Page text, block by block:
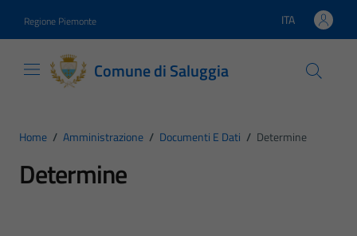
Regione Piemonte Lingua attiva:
ITA
Comune di Saluggia
Home / Amministrazione / Documenti E Dati / Determine
Determine